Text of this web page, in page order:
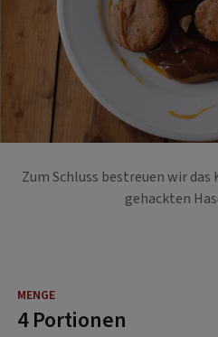
Zum Schluss bestreuen wir
gehackten
4 Portionen